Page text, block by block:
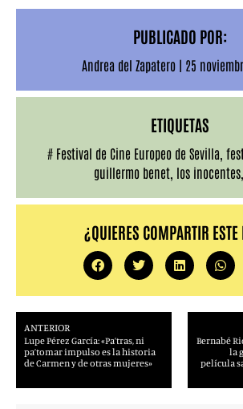
PUBLICADO POR:
Andrea del Zapatero | 25
ETIQUETAS
# Festival de Cine Europeo de Sevilla
guillermo benet los inocentes
¿QUIERES COMPARTIR ESTE
ANTERIOR
Lupe Pérez García: «Pa’tras, ni
pa’tomar impulso es la historia
de Carmen y de otras mujeres»
Bernabé
la
película